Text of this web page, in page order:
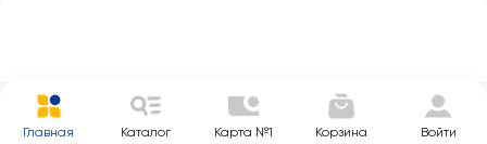
Главная Каталог Карта №1 Корзина Войти